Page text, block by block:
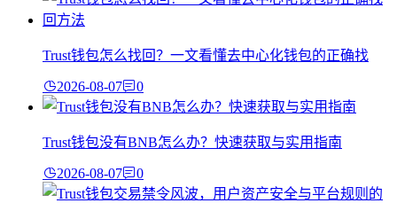
Trust钱包怎么找回？一文看懂去中心化钱包的正确找
2026-08-07 0
Trust钱包没有BNB怎么办？快速获取与实用指南
2026-08-07 0